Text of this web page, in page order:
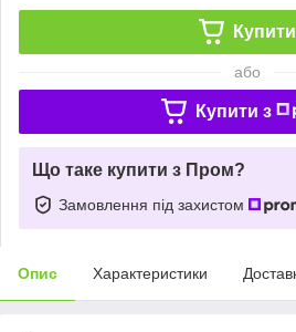
Купити
або
Купити з
Що таке купити з Пром?
Замовлення під захистом
Опис Характеристики